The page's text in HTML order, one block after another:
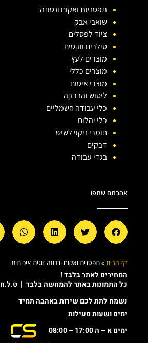
תפסניות ואקום ונטוזה
שואבי אבק
ציוד לפסלים
סילרים ווקסים
מוצרים לעץ
מוצרים כללי
מוצרי איטום
ליטוש והברקה
כלי עבודה חשמליים
כלי יהלום
חומרי ניקוי לשיש
דבקים
בגדי עבודה
אהבתם שתפו
דף הבית »תפסנית ואקום ונדוזה זוגית איכותית
המחירים לאתר בלבד !
כל התמונות באתר להמחשה בלבד | ט.ל.ח
נשמח לתת לכם שירות באהבה תמיד
ימים ושעות פעילות
ימים א – ה 17:00 – 08:00